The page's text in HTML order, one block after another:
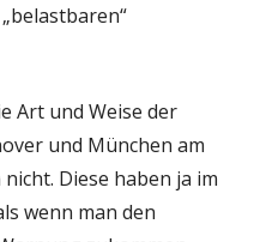
Art und Weise der
und München am
Diese haben ja im
wenn man den